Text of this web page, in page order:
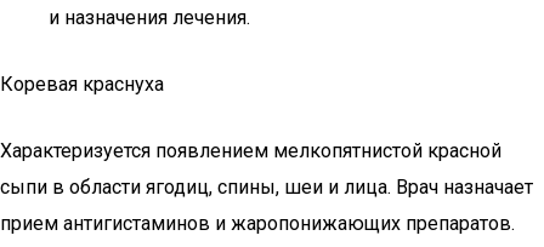
и назначения лечения.
Коревая краснуха
Характеризуется появлением мелкопятнистой красной
сыпи в области ягодиц, спины, шеи и лица. Врач назначает
прием антигистаминов и жаропонижающих препаратов.